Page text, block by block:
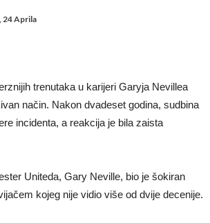
24 Aprila
trenutaka u karijeri Garyja Nevillea
način. Nakon dvadeset godina, sudbina
incidenta, a reakcija je bila zaista
Uniteda, Gary Neville, bio je šokiran
kojeg nije vidio više od dvije decenije.